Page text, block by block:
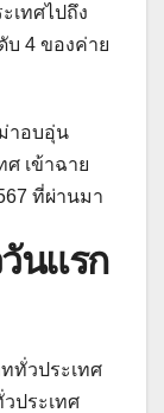
เทศไปถึง
บ 4 ของค่าย
าอบอุ่น
ศ เข้าฉาย
ที่ผ่านมา
นแรก
ทั่วประเทศ
ประเทศ